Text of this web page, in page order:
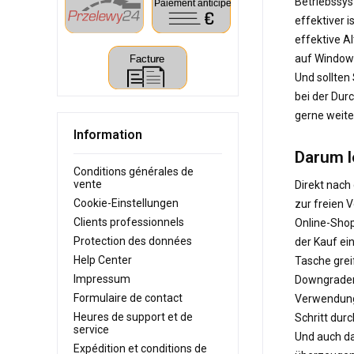
Information
Conditions générales de
vente
Cookie-Einstellungen
Clients professionnels
Protection des données
Help Center
Impressum
Formulaire de contact
Heures de support et de
service
Expédition et conditions de
effektiver
effektive
auf
Und sollten
bei der
gerne
Darum
Direkt
zur freien
Online-
der Kauf
Tasche
Schritt
Und auch